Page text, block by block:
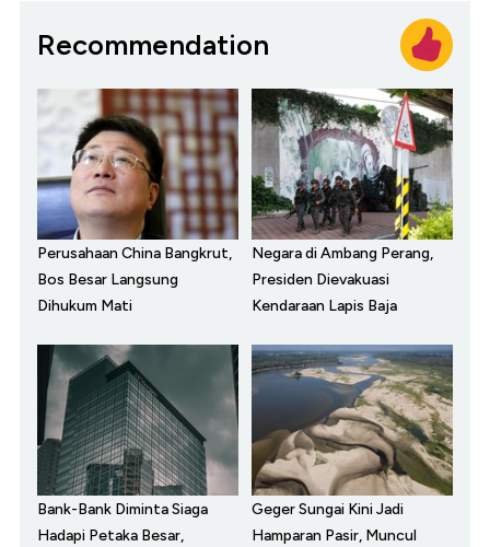
Recommendation
Perusahaan China Bangkrut,
Bos Besar Langsung
Dihukum Mati
Negara di Ambang Perang,
Presiden Dievakuasi
Kendaraan Lapis Baja
Bank-Bank Diminta Siaga
Hadapi Petaka Besar,
Geger Sungai Kini Jadi
Hamparan Pasir, Muncul